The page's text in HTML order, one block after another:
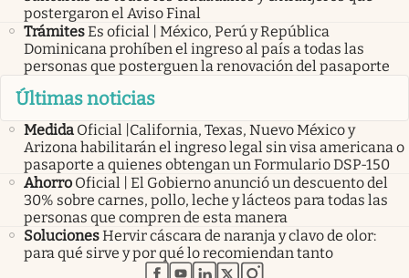
postergaron el Aviso Final
TrámitesEs oficial | México, Perú y República
Dominicana prohíben el ingreso al país a todas las
personas que posterguen la renovación del pasaporte
Últimas noticias
Medida Oficial |California, Texas, Nuevo México y
Arizona habilitarán el ingreso legal sin visa americana o
pasaporte a quienes obtengan un Formulario DSP-150
Ahorro Oficial | El Gobierno anunció un descuento del
30% sobre carnes, pollo, leche y lácteos para todas las
personas que compren de esta manera
SolucionesHervir cáscara de naranja y clavo de olor:
para qué sirve y por qué lo recomiendan tanto
abre en nueva pestaña
abre en nueva pestaña
abre en nueva pestaña
abre en nueva pestaña
abre en nueva pestaña